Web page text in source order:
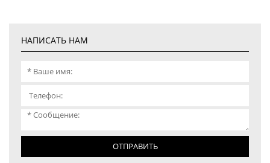
НАПИСАТЬ НАМ
ОТПРАВИТЬ